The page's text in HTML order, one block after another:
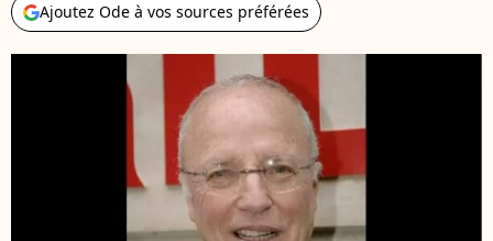
Ajoutez Ode à vos sources préférées